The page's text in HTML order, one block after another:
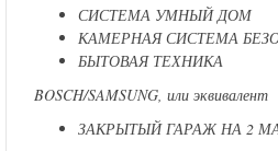
СИСТЕМА УМНЫЙ ДОМ
КАМЕРНАЯ СИСТЕМА
БЫТОВАЯ ТЕХНИКА
BOSCH/SAMSUNG, или эквивалент
ЗАКРЫТЫЙ ГАРАЖ НА 2